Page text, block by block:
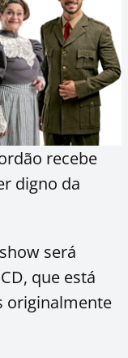
recebe
digno da
será
que está
originalmente